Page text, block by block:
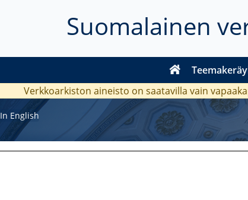
Suomalainen
Verkkoarkiston aineisto on saatavilla vain
In English